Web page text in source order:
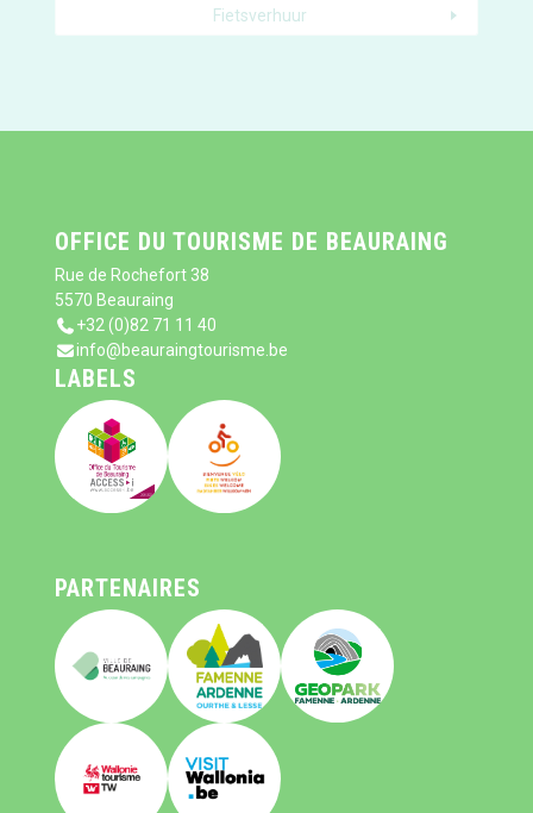
Fietsverhuur
OFFICE DU TOURISME DE BEAURAING
Rue de Rochefort 38
5570 Beauraing
+32 (0)82 71 11 40
info@beauraingtourisme.be
LABELS
PARTENAIRES